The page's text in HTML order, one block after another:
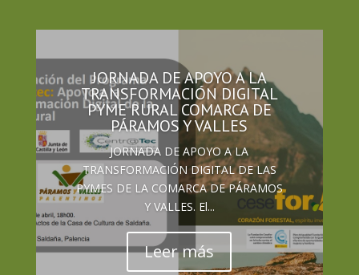
JORNADA DE APOYO A LA
TRANSFORMACIÓN DIGITAL
PYME RURAL COMARCA DE
PÁRAMOS Y VALLES
JORNADA DE APOYO A LA
TRANSFORMACIÓN DIGITAL DE LAS
PYMES DE LA COMARCA DE PÁRAMOS
Y VALLES. El...
Leer más